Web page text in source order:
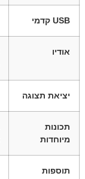
USB קדמי
אודיו
יציאת תצוגה
תכונות
מיוחדות
תוספות